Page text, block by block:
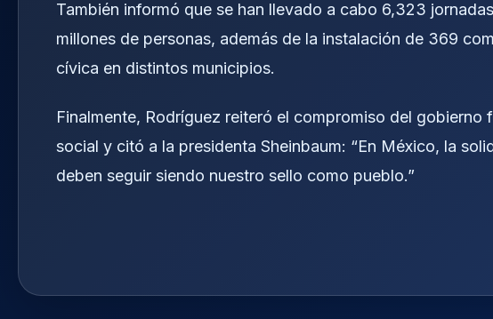
También informó que se han llevado a cabo 6,323
millones de personas, además de la instalación de 369
cívica en distintos municipios.
Finalmente, Rodríguez reiteró el compromiso del
social y citó a la presidenta Sheinbaum: “En México, la
deben seguir siendo nuestro sello como pueblo.”